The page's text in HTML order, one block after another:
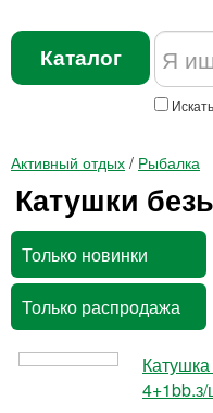
Каталог
Активный отдых / Рыбалка
Катушки
Только новинки
Только распродажа